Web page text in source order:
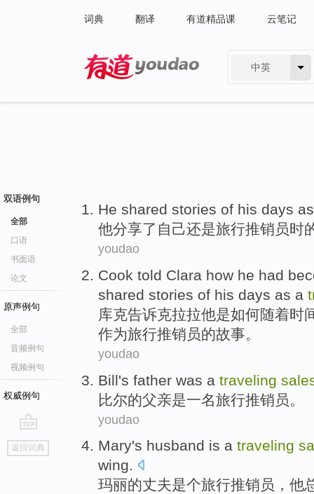
词典 翻译 有道精品课 云笔记
中英
双语例句
全部
口语
书面语
论文
原声例句
全部
音频例句
视频例句
权威例句
go
top
返回词典
He shared stories of his days
他分享了 自己还是旅行推销员时
youdao
Cook told Clara how he had
shared stories of his days as a
库克告诉克拉拉他是如何随着时
作为旅行推销员的故事。
youdao
Bill's father was a traveling
比尔的父亲是一名旅行推销员 。
youdao
Mary's husband is a traveling
wing.
玛丽的丈夫是个旅行推销员 ， 他